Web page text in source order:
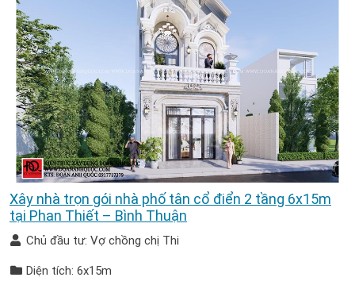
Xây nhà trọn gói nhà phố tân cổ điển 2 tầng 6x15m
tại Phan Thiết – Bình Thuận
Chủ đầu tư: Vợ chồng chị Thi
Diện tích: 6x15m